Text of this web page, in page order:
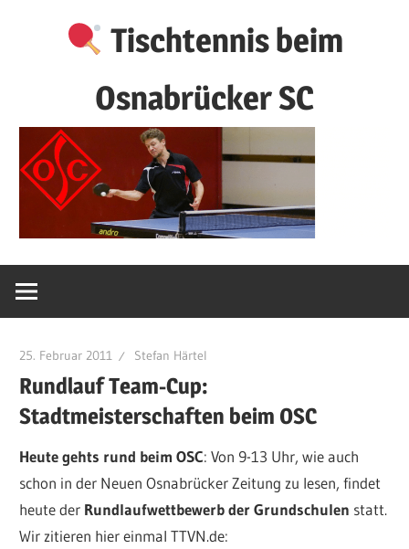
Tischtennis beim
Osnabrücker SC
25. Februar 2011 Stefan Härtel
Rundlauf Team-Cup:
Stadtmeisterschaften beim OSC
Heute gehts rund beim OSC: Von 9-13 Uhr, wie auch
schon in der Neuen Osnabrücker Zeitung zu lesen, findet
heute der Rundlaufwettbewerb der Grundschulen statt.
Wir zitieren hier einmal TTVN.de: